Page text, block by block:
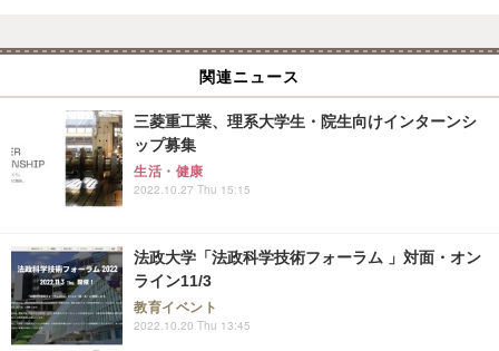
関連ニュース
三菱重工業、理系大学生・院生向けインターンシ
ップ募集
生活・健康
2022.10.27 Thu 15:15
法政大学「法政科学技術フォーラム 」対面・オン
ライン11/3
教育イベント
2022.10.20 Thu 13:45